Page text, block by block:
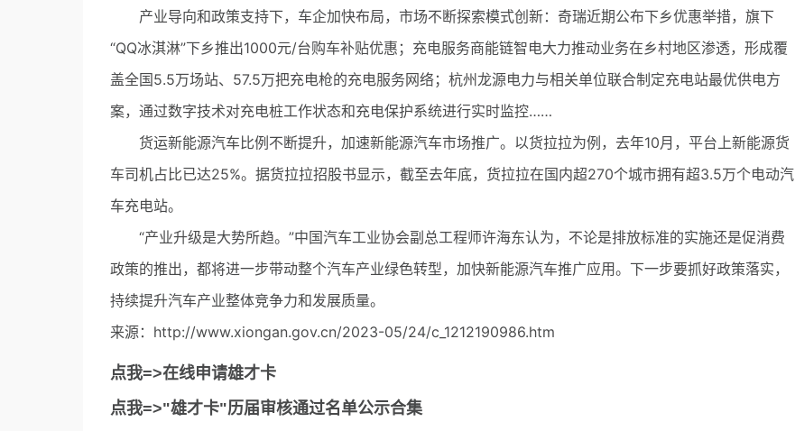
产业导向和政策支持下，车企加快布局，市场不断探索模式创新：奇瑞近期公布下乡优惠举措，旗下
“QQ冰淇淋”下乡推出1000元/台购车补贴优惠；充电服务商能链智电大力推动业务在乡村地区渗透，形成覆
盖全国5.5万场站、57.5万把充电枪的充电服务网络；杭州龙源电力与相关单位联合制定充电站最优供电方
案，通过数字技术对充电桩工作状态和充电保护系统进行实时监控……
货运新能源汽车比例不断提升，加速新能源汽车市场推广。以货拉拉为例，去年10月，平台上新能源货
车司机占比已达25%。据货拉拉招股书显示，截至去年底，货拉拉在国内超270个城市拥有超3.5万个电动汽
车充电站。
“产业升级是大势所趋。”中国汽车工业协会副总工程师许海东认为，不论是排放标准的实施还是促消费
政策的推出，都将进一步带动整个汽车产业绿色转型，加快新能源汽车推广应用。下一步要抓好政策落实，
持续提升汽车产业整体竞争力和发展质量。
来源：http://www.xiongan.gov.cn/2023-05/24/c_1212190986.htm
点我=>在线申请雄才卡
点我=>"雄才卡"历届审核通过名单公示合集